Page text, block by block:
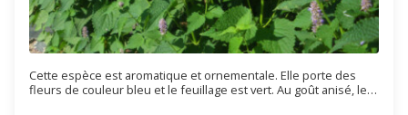
Cette espèce est aromatique et ornementale. Elle porte des
fleurs de couleur bleu et le feuillage est vert. Au goût anisé, les